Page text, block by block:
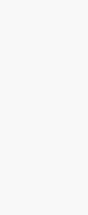
đầu mới) và gặp Sao
việc chính
trọng.